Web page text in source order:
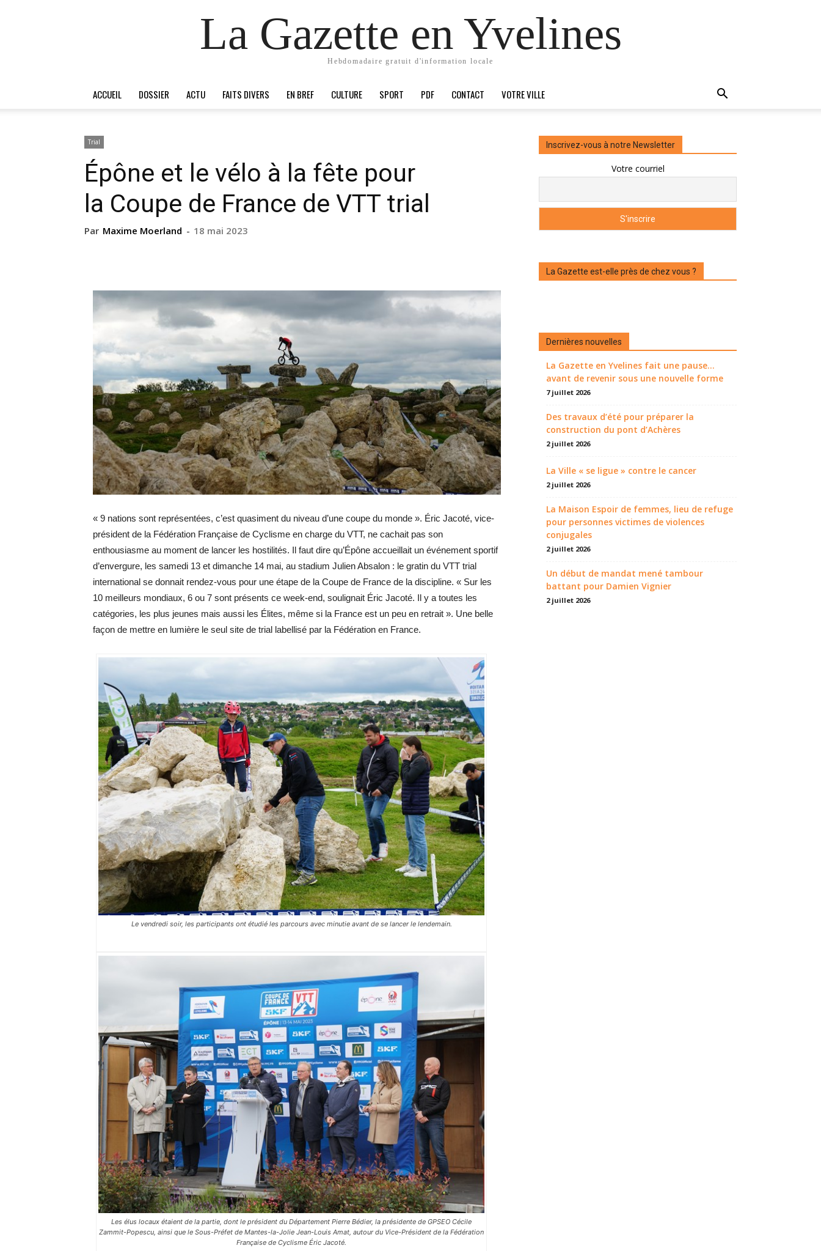
La Gazette en Yvelines
Hebdomadaire gratuit d'information locale
ACCUEIL DOSSIER ACTU FAITS DIVERS EN BREF CULTURE SPORT PDF CONTACT VOTRE VILLE
Trial
Épône et le vélo à la fête pour
la Coupe de France de VTT trial
Par Maxime Moerland - 18 mai 2023
« 9 nations sont représentées, c’est quasiment du niveau d’une coupe du monde ». Éric Jacoté, vice-
président de la Fédération Française de Cyclisme en charge du VTT, ne cachait pas son
enthousiasme au moment de lancer les hostilités. Il faut dire qu’Épône accueillait un événement sportif
d’envergure, les samedi 13 et dimanche 14 mai, au stadium Julien Absalon : le gratin du VTT trial
international se donnait rendez-vous pour une étape de la Coupe de France de la discipline. « Sur les
10 meilleurs mondiaux, 6 ou 7 sont présents ce week-end, soulignait Éric Jacoté. Il y a toutes les
catégories, les plus jeunes mais aussi les Élites, même si la France est un peu en retrait ». Une belle
façon de mettre en lumière le seul site de trial labellisé par la Fédération en France.
Le vendredi soir, les participants ont étudié les parcours avec minutie avant de se lancer le lendemain.
Les élus locaux étaient de la partie, dont le président du Département Pierre Bédier, la présidente de GPSEO Cécile
Zammit-Popescu, ainsi que le Sous-Préfet de Mantes-la-Jolie Jean-Louis Amat, autour du Vice-Président de la Fédération
Française de Cyclisme Éric Jacoté.
Inscrivez-vous à notre Newsletter
Votre courriel
La Gazette est-elle près de chez vous ?
Dernières nouvelles
La Gazette en Yvelines fait une pause...
avant de revenir sous une nouvelle forme
7 juillet 2026
Des travaux d’été pour préparer la
construction du pont d’Achères
2 juillet 2026
La Ville « se ligue » contre le cancer
2 juillet 2026
La Maison Espoir de femmes, lieu de refuge
pour personnes victimes de violences
conjugales
2 juillet 2026
Un début de mandat mené tambour
battant pour Damien Vignier
2 juillet 2026